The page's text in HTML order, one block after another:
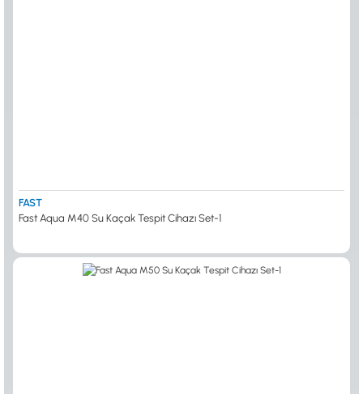
FAST
Fast Aqua M40 Su Kaçak Tespit Cihazı Set-1